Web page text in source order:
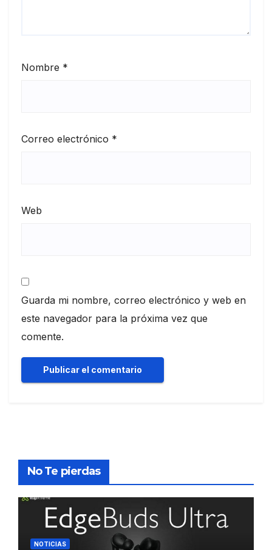
Nombre *
Correo electrónico *
Web
Guarda mi nombre, correo electrónico y web en
este navegador para la próxima vez que
comente.
No Te pierdas
NOTICIAS